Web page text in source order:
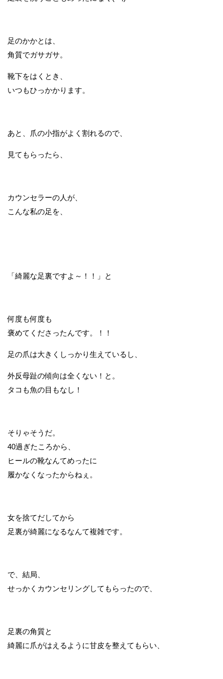
足のかかとは、
角質でガサガサ。
靴下をはくとき、
いつもひっかかります。
あと、爪の小指がよく割れるので、
見てもらったら、
カウンセラーの人が、
こんな私の足を、
「綺麗な足裏ですよ～！！」と
何度も何度も
褒めてくださったんです。！！
足の爪は大きくしっかり生えているし、
外反母趾の傾向は全くない！と。
タコも魚の目もなし！
そりゃそうだ。
40過ぎたころから、
ヒールの靴なんてめったに
履かなくなったからねぇ。
女を捨てだしてから
足裏が綺麗になるなんて複雑です。
で、結局、
せっかくカウンセリングしてもらったので、
足裏の角質と
綺麗に爪がはえるように甘皮を整えてもらい、